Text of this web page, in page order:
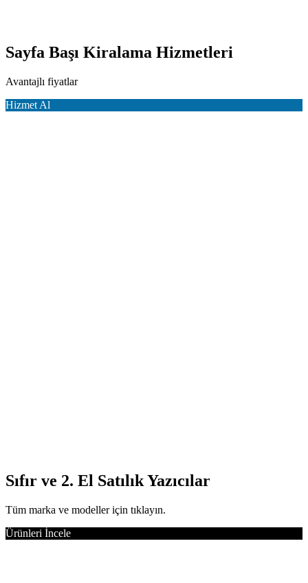
Sayfa Başı Kiralama Hizmetleri
Avantajlı fiyatlar
Hizmet Al
Sıfır ve 2. El Satılık Yazıcılar
Tüm marka ve modeller için tıklayın.
Ürünleri İncele